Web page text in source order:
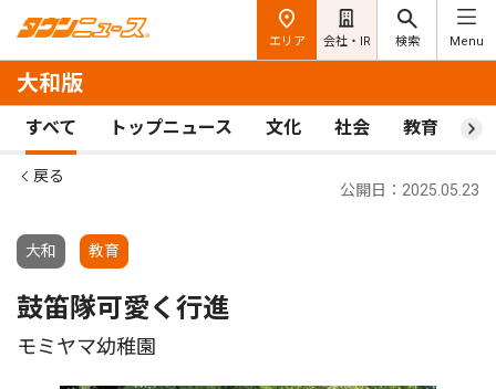
エリア 会社・IR 検索 Menu
大和版
すべて トップニュース 文化 社会 教育 ス
戻る
大和 教育
公開日：2025.05.23
鼓笛隊可愛く行進
モミヤマ幼稚園